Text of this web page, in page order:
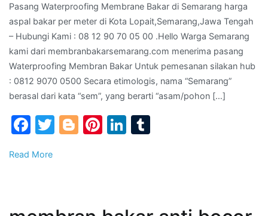
aspal
bakar
per
meter
di
Pasang Waterproofing Membrane Bakar di Semarang harga
aspal bakar per meter di Kota Lopait,Semarang,Jawa Tengah
– Hubungi Kami : 08 12 90 70 05 00 .Hello Warga Semarang
kami dari membranbakarsemarang.com menerima pasang
Waterproofing Membran Bakar Untuk pemesanan silakan hub
: 0812 9070 0500 Secara etimologis, nama “Semarang”
berasal dari kata “sem”, yang berarti “asam/pohon […]
Facebook
Twitter
Blogger
Pinterest
LinkedIn
Read More